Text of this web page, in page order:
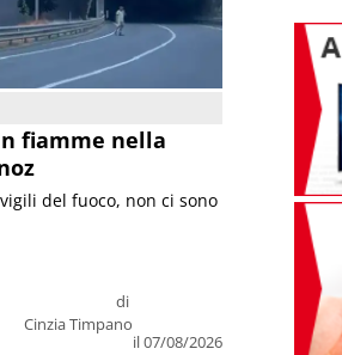
fiamme nella
di
Cinzia Timpano
il 07/08/2026
del fuoco, non ci sono